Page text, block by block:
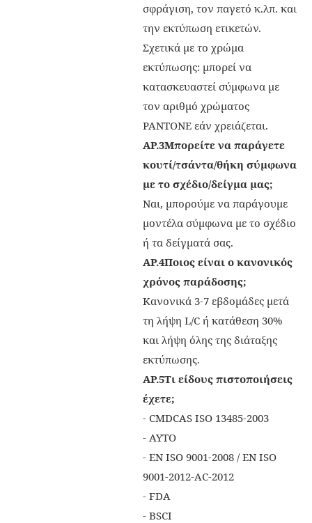
σφράγιση, τον παγετό κ.λπ. και
την εκτύπωση ετικετών.
Σχετικά με το χρώμα
εκτύπωσης: μπορεί να
κατασκευαστεί σύμφωνα με
τον αριθμό χρώματος
PANTONE εάν χρειάζεται.
ΑΡ.3Μπορείτε να παράγετε
κουτί/τσάντα/θήκη σύμφωνα
με το σχέδιο/δείγμα μας;
Ναι, μπορούμε να παράγουμε
μοντέλα σύμφωνα με το σχέδιο
ή τα δείγματά σας.
ΑΡ.4Ποιος είναι ο κανονικός
χρόνος παράδοσης;
Κανονικά 3-7 εβδομάδες μετά
τη λήψη L/C ή κατάθεση 30%
και λήψη όλης της διάταξης
εκτύπωσης.
ΑΡ.5Τι είδους πιστοποιήσεις
έχετε;
- CMDCAS ISO 13485-2003
- ΑΥΤΟ
- EN ISO 9001-2008 / EN ISO
9001-2012-AC-2012
- FDA
- BSCI